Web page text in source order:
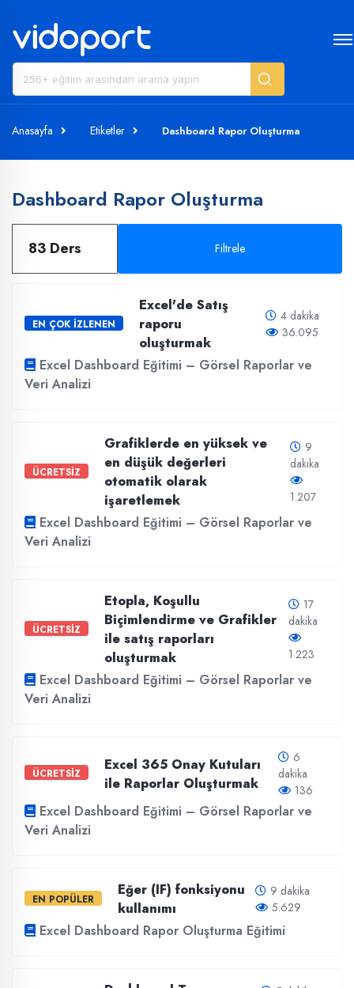
Anasayfa Etiketler Dashboard Rapor Oluşturma
Dashboard Rapor Oluşturma
83 Ders Filtrele
EN ÇOK İZLENEN
Excel'de Satış
raporu
oluşturmak
4 dakika
36.095
Excel Dashboard Eğitimi – Görsel Raporlar ve
Veri Analizi
ÜCRETSİZ
Grafiklerde en yüksek ve
en düşük değerleri
otomatik olarak
işaretlemek
9
dakika
1.207
Excel Dashboard Eğitimi – Görsel Raporlar ve
Veri Analizi
ÜCRETSİZ
Etopla, Koşullu
Biçimlendirme ve Grafikler
ile satış raporları
oluşturmak
17
dakika
1.223
Excel Dashboard Eğitimi – Görsel Raporlar ve
Veri Analizi
ÜCRETSİZ
Excel 365 Onay Kutuları
ile Raporlar Oluşturmak
6
dakika
136
Excel Dashboard Eğitimi – Görsel Raporlar ve
Veri Analizi
EN POPÜLER
Eğer (IF) fonksiyonu
kullanımı
9 dakika
5.629
Excel Dashboard Rapor Oluşturma Eğitimi